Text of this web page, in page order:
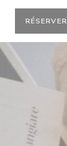
RÉSERVER